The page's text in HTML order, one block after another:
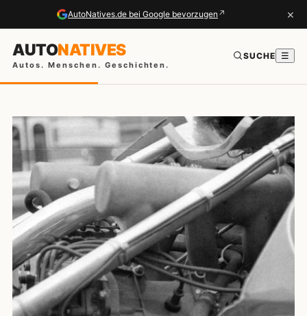
AutoNatives.de bei Google bevorzugen ↗ ×
AUTONATIVES
Autos. Menschen. Geschichten.
SUCHE ☰